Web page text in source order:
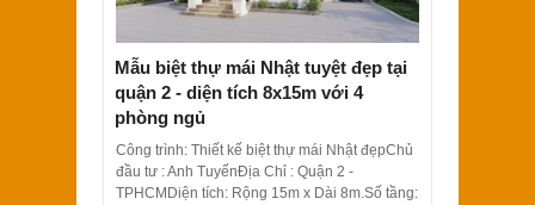
5m độc đáo
Mẫu biệt thự mái Nhật tuyệt đẹp tại
quận 2 - diện tích 8x15m với 4
phòng ngủ
Công trình: Thiết kế biệt thự mái Nhật đẹpChủ
đầu tư : Anh TuyếnĐịa Chỉ : Quận 2 -
TPHCMDiện tích: Rộng 15m x Dài 8m.Số tầng: